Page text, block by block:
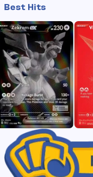
Best Hits